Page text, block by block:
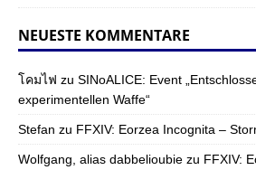
NEUESTE KOMMENTARE
โคมไฟ zu SINoALICE: Event
experimentellen Waffe“
Stefan zu FFXIV: Eorzea Incognita –
Wolfgang, alias dabbelioubie zu FFXIV: